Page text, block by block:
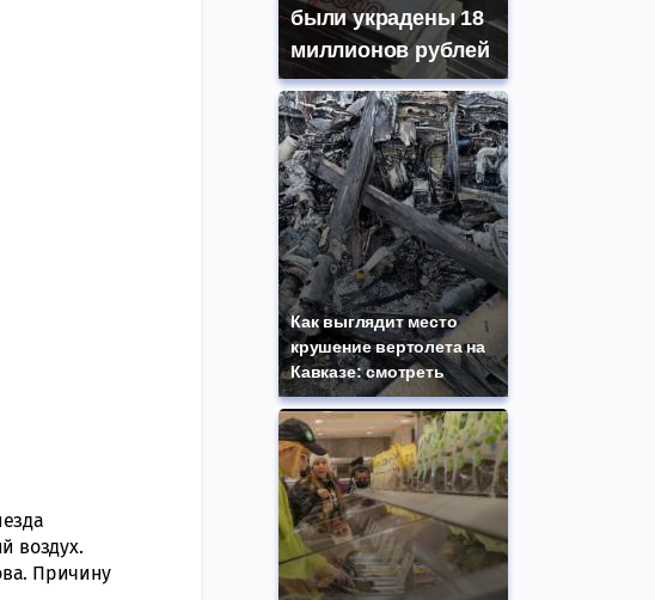
воздух.
Причину
были украдены 18
миллионов рублей
Как выглядит место
крушение вертолета на
Кавказе: смотреть